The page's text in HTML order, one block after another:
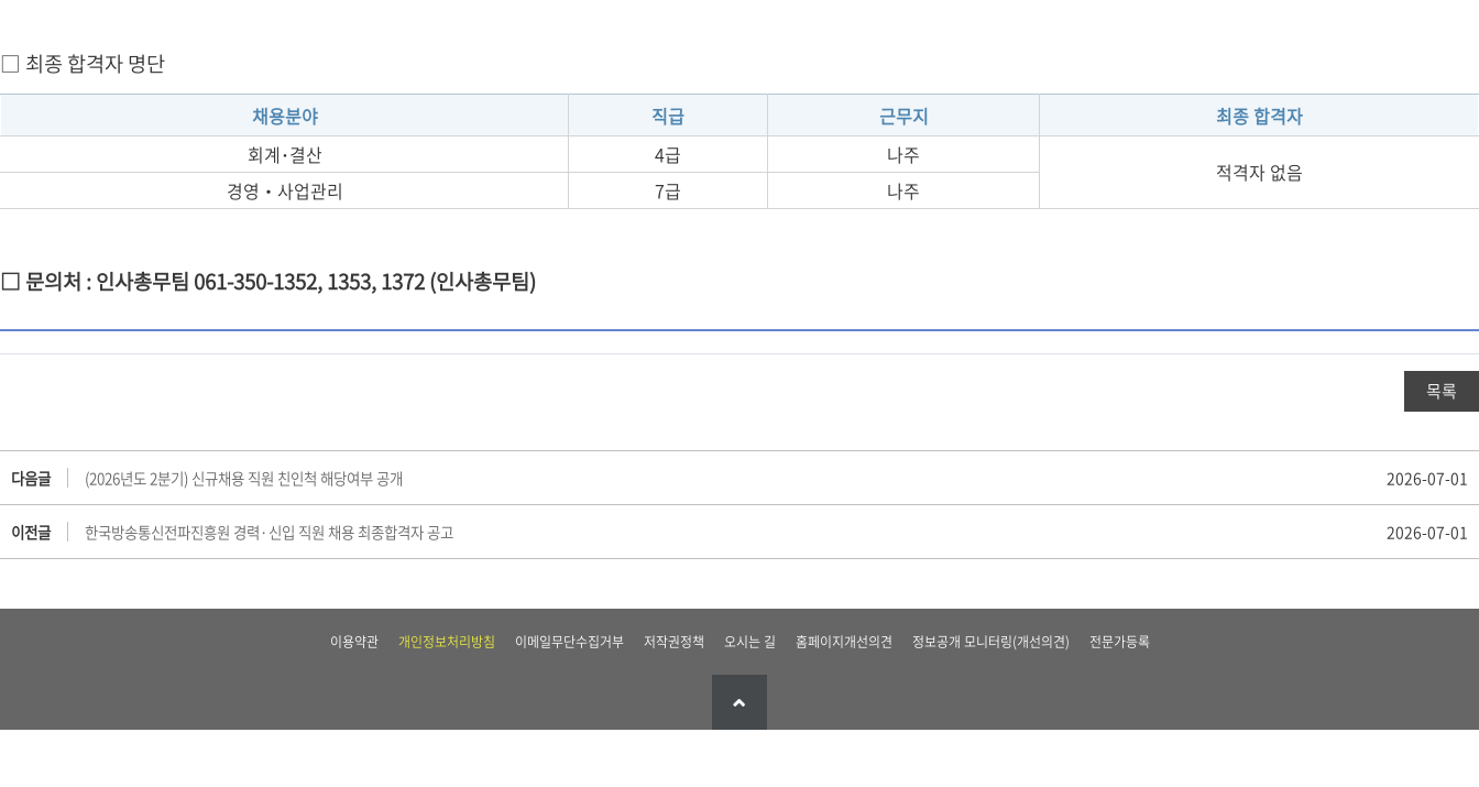
□ 최종 합격자 명단
채용분야 직급 근무지
최종 합격자
회계･결산
4급 나주
적격자 없음
경영‧사업관리 7급 나주
□ 문의처 : 인사총무팀 061-350-1352, 1353, 1372 (인사총무팀)
목록
다음글 (2026년도 2분기) 신규채용 직원 친인척 해당여부 공개 2026-07-01
이전글 한국방송통신전파진흥원 경력·신입 직원 채용 최종합격자 공고 2026-07-01
이용약관 개인정보처리방침 이메일무단수집거부 저작권정책 오시는 길 홈페이지개선의견 정보공개 모니터링(개선의견) 전문가등록